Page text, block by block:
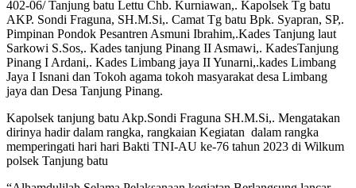
402-06/ Tanjung batu Lettu Chb. Kurniawan,. Kapolsek Tg batu
AKP. Sondi Fraguna, SH.M.Si,. Camat Tg batu Bpk. Syapran, SP,.
Pimpinan Pondok Pesantren Asmuni Ibrahim,.Kades Tanjung laut
Sarkowi S.Sos,. Kades tanjung Pinang II Asmawi,. KadesTanjung
Pinang I Ardani,. Kades Limbang jaya II Yunarni,.kades Limbang
Jaya I Isnani dan Tokoh agama tokoh masyarakat desa Limbang
jaya dan Desa Tanjung Pinang.
Kapolsek tanjung batu Akp.Sondi Fraguna SH.M.Si,. Mengatakan
dirinya hadir dalam rangka, rangkaian Kegiatan dalam rangka
memperingati hari hari Bakti TNI-AU ke-76 tahun 2023 di Wilkum
polsek Tanjung batu